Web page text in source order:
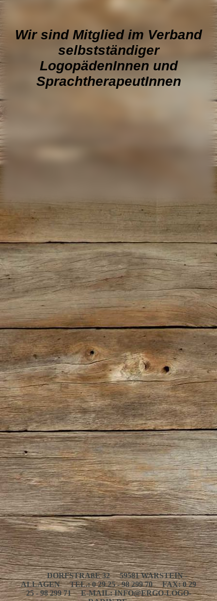
Wir sind Mitglied im Verband
selbstständiger
LogopädenInnen und
SprachtherapeutInnen
DORFSTRAßE 32 59581 WARSTEIN -
ALLAGEN TEL.: 0 29 25 - 98 299 70 FAX: 0 29
25 - 98 299 71 E-MAIL: INFO@ERGO-LOGO-